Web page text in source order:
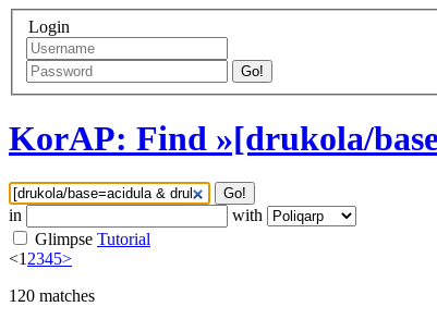
Login
Go!
KorAP: Find »[drukola/
Go!
in
with
Glimpse Tutorial
<12345>
120 matches